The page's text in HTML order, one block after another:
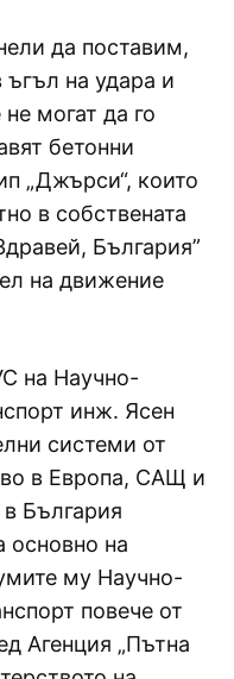
да поставим,
ъгъл на удара и
могат да го
бетонни
„Джърси“, които
в собствената
България”
на движение
на Научно-
инж. Ясен
системи от
в Европа, САЩ и
България
основно на
му Научно-
повече от
Агенция „Пътна